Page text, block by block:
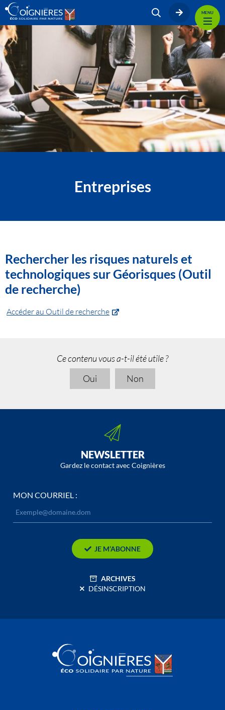
MENU
Entreprises
Rechercher les risques naturels et
technologiques sur Géorisques (Outil
de recherche)
Accéder au Outil de recherche
Ce contenu vous a-t-il été utile ?
Oui
Non
NEWSLETTER
Gardez le contact avec Coignières
MON COURRIEL :
JE M’ABONNE
ARCHIVES
DÉSINSCRIPTION